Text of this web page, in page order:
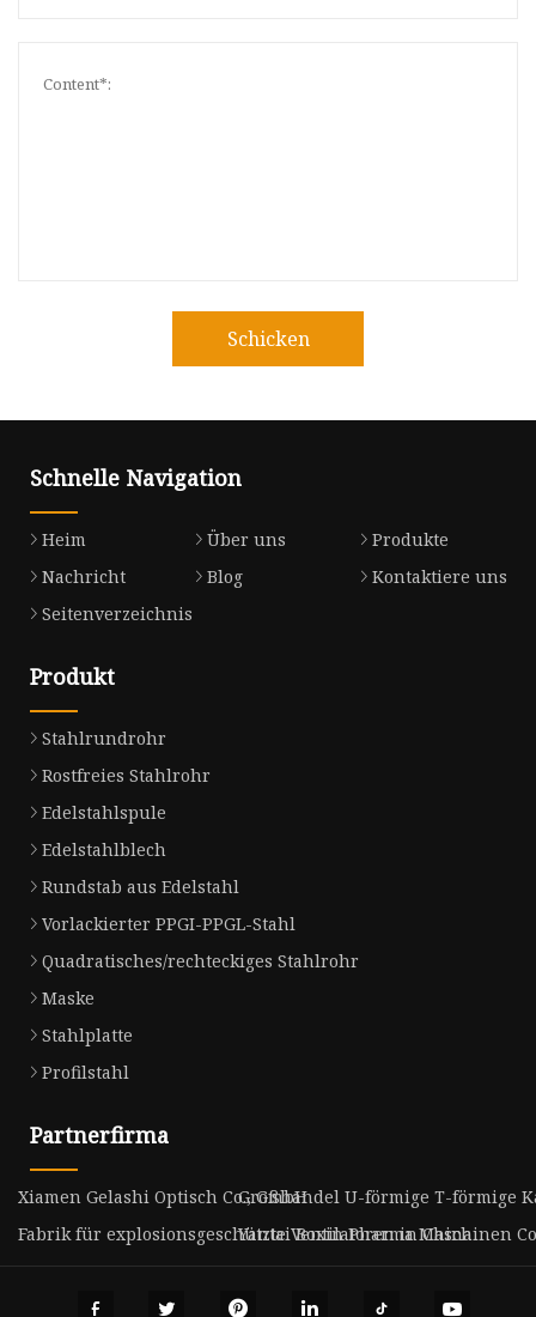
Schicken
Schnelle Navigation
Heim Über uns
Produkte
Nachricht
Blog
Kontaktiere uns
Seitenverzeichnis
Produkt
Stahlrundrohr
Rostfreies Stahlrohr
Edelstahlspule
Edelstahlblech
Rundstab aus Edelstahl
Vorlackierter PPGI-PPGL-Stahl
Quadratisches/rechteckiges Stahlrohr
Maske
Stahlplatte
Profilstahl
Partnerfirma
Xiamen Gelashi Optisch Co., GmbHGroßhandel U-förmige T-förmige
Fabrik für explosionsgeschützte Ventilatoren in China
Yantai Boxin Pharma Maschinen